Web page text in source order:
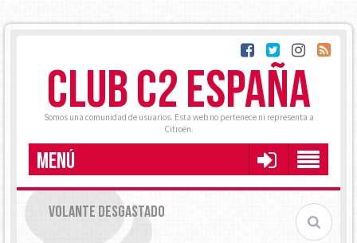
CLUB C2 ESPAÑA
Somos una comunidad de usuarios. Esta web no pertenece ni representa a
Citroën.
MENÚ
VOLANTE DESGASTADO